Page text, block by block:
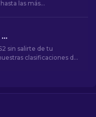
las más
Las Mejores Skins Baratas para AK-47 en CS2 Por Menos de $10
sin salirte de tu
clasificaciones de